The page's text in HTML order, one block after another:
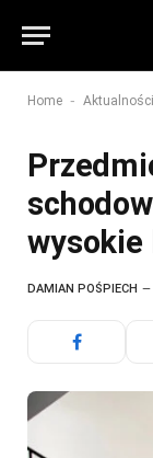
Home -
wysokie
DAMIAN POŚPIECH